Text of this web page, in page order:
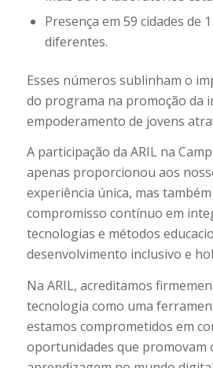
Presença em 59 cidades de
diferentes.
Esses números sublinham o
do programa na promoção da
empoderamento de jovens
A participação da ARIL na
apenas proporcionou aos
experiência única, mas
compromisso contínuo em
tecnologias e métodos
desenvolvimento inclusivo e
Na ARIL, acreditamos
tecnologia como uma
estamos comprometidos em
oportunidades que promovam